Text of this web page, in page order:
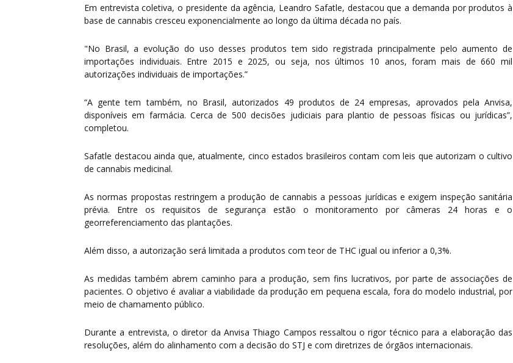
Em entrevista coletiva, o presidente da agência, Leandro Safatle, destacou que a demanda por produtos à
base de cannabis cresceu exponencialmente ao longo da última década no país.
"No Brasil, a evolução do uso desses produtos tem sido registrada principalmente pelo aumento de
importações individuais. Entre 2015 e 2025, ou seja, nos últimos 10 anos, foram mais de 660 mil
autorizações individuais de importações.”
“A gente tem também, no Brasil, autorizados 49 produtos de 24 empresas, aprovados pela Anvisa,
disponíveis em farmácia. Cerca de 500 decisões judiciais para plantio de pessoas físicas ou jurídicas”,
completou.
Safatle destacou ainda que, atualmente, cinco estados brasileiros contam com leis que autorizam o cultivo
de cannabis medicinal.
As normas propostas restringem a produção de cannabis a pessoas jurídicas e exigem inspeção sanitária
prévia. Entre os requisitos de segurança estão o monitoramento por câmeras 24 horas e o
georreferenciamento das plantações.
Além disso, a autorização será limitada a produtos com teor de THC igual ou inferior a 0,3%.
As medidas também abrem caminho para a produção, sem fins lucrativos, por parte de associações de
pacientes. O objetivo é avaliar a viabilidade da produção em pequena escala, fora do modelo industrial, por
meio de chamamento público.
Durante a entrevista, o diretor da Anvisa Thiago Campos ressaltou o rigor técnico para a elaboração das
resoluções, além do alinhamento com a decisão do STJ e com diretrizes de órgãos internacionais.